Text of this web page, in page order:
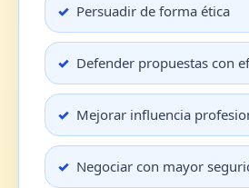
Persuadir de forma ética
Defender propuestas con
Mejorar influencia
Negociar con mayor